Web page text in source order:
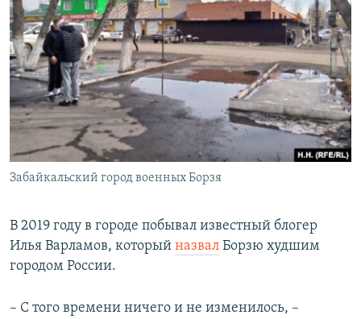
Забайкальский город военных Борзя
В 2019 году в городе побывал известный блогер
Илья Варламов, который назвал Борзю худшим
городом России.
– С того времени ничего и не изменилось, –